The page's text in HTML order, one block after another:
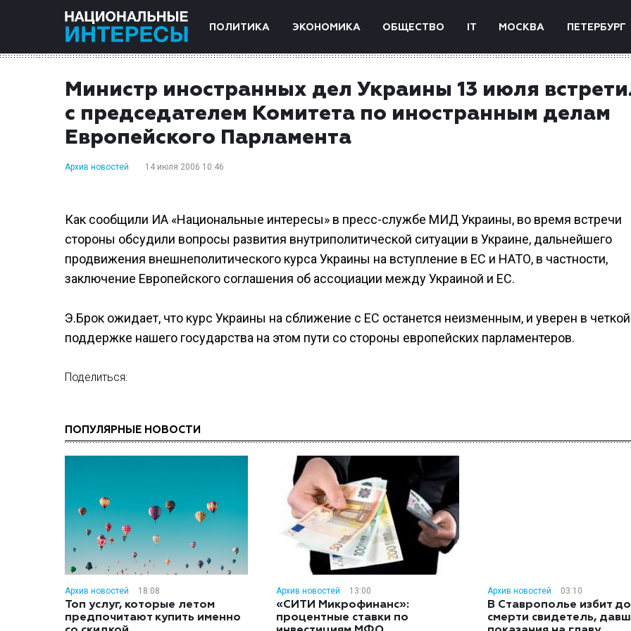
ПОЛИТИКА ЭКОНОМИКА ОБЩЕСТВО IT МОСКВА ПЕТЕРБУРГ
Министр иностранных дел Украины 13 июля
с председателем Комитета по иностранным делам
Европейского Парламента
Архив новостей 14 июля 2006 10:46
Как сообщили ИА «Национальные интересы» в пресс-службе МИД Украины, во время встречи
стороны обсудили вопросы развития внутриполитической ситуации в Украине, дальнейшего
продвижения внешнеполитического курса Украины на вступление в ЕС и НАТО, в частности,
заключение Европейского соглашения об ассоциации между Украиной и ЕС.
Э.Брок ожидает, что курс Украины на сближение с ЕС останется неизменным, и уверен в четкой
поддержке нашего государства на этом пути со стороны европейских парламентеров.
Поделиться:
ПОПУЛЯРНЫЕ НОВОСТИ
Архив новостей 18:08
Топ услуг, которые летом
предпочитают купить именно
Архив новостей 13:00
«СИТИ Микрофинанс»:
процентные ставки по
Архив новостей 03:10
В Ставрополье избит до
смерти свидетель,